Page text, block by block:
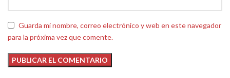
Guarda mi nombre, correo electrónico y web en este navegador
para la próxima vez que comente.